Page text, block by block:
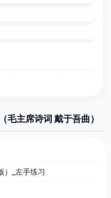
毛主席诗词 戴于吾曲）
）_左手练习